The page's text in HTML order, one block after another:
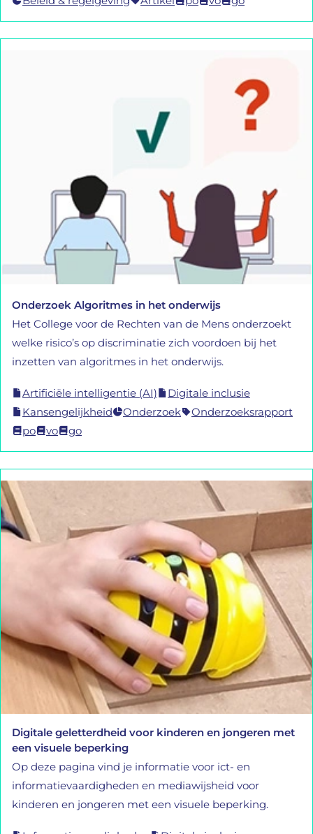
Onderzoek Algoritmes in het onderwijs
Het College voor de Rechten van de Mens onderzoekt
welke risico’s op discriminatie zich voordoen bij het
inzetten van algoritmes in het onderwijs.
Artificiële intelligentie (AI)
Digitale inclusie
Kansengelijkheid
Onderzoek
Onderzoeksrapport
po
vo go
Digitale geletterdheid voor kinderen en jongeren met
een visuele beperking
Op deze pagina vind je informatie voor ict- en
informatievaardigheden en mediawijsheid voor
kinderen en jongeren met een visuele beperking.